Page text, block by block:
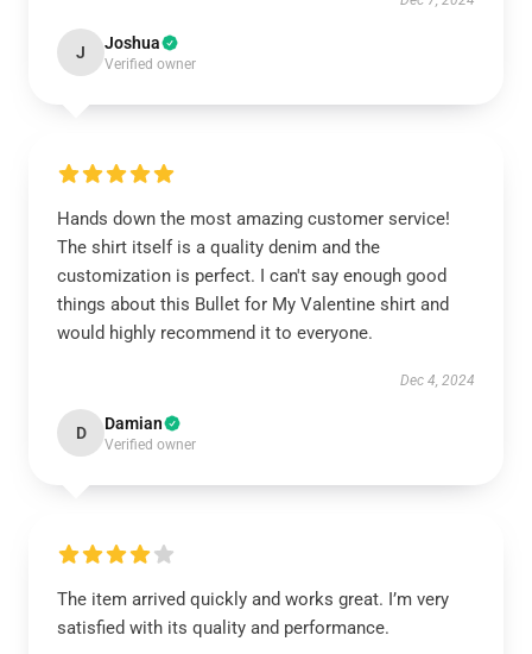
J Joshua
Verified owner
Hands down the most amazing customer service!
The shirt itself is a quality denim and the
customization is perfect. I can't say enough good
things about this Bullet for My Valentine shirt and
would highly recommend it to everyone.
Dec 4, 2024
D Damian
Verified owner
The item arrived quickly and works great. I’m very
satisfied with its quality and performance.